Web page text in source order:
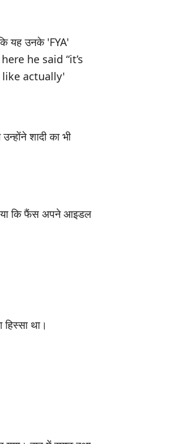
यह उनके 'FYA'
he said “it’s
like actually'
शादी का भी
कि फैंस अपने आइडल
था।